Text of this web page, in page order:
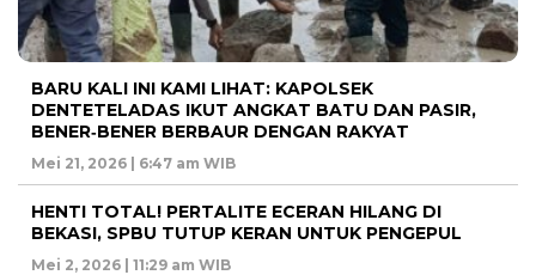
BARU KALI INI KAMI LIHAT: KAPOLSEK
DENTETELADAS IKUT ANGKAT BATU DAN PASIR,
BENER‑BENER BERBAUR DENGAN RAKYAT
Mei 21, 2026 | 6:47 am WIB
HENTI TOTAL! PERTALITE ECERAN HILANG DI
BEKASI, SPBU TUTUP KERAN UNTUK PENGEPUL
Mei 2, 2026 | 11:29 am WIB